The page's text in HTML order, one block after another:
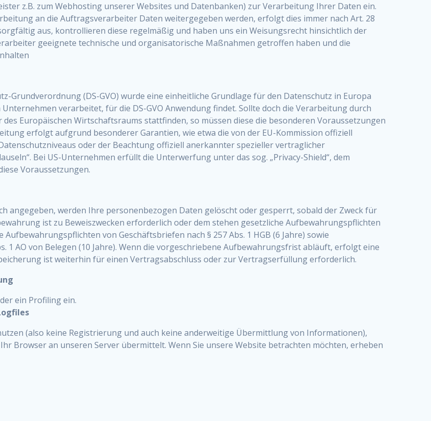
z.B. zum Webhosting unserer Websites und Datenbanken) zur Verarbeitung Ihrer Daten ein.
an die Auftragsverarbeiter Daten weitergegeben werden, erfolgt dies immer nach Art. 28
aus, kontrollieren diese regelmäßig und haben uns ein Weisungsrecht hinsichtlich der
geeignete technische und organisatorische Maßnahmen getroffen haben und die
Grundverordnung (DS-GVO) wurde eine einheitliche Grundlage für den Datenschutz in Europa
verarbeitet, für die DS-GVO Anwendung findet. Sollte doch die Verarbeitung durch
Europäischen Wirtschaftsraums stattfinden, so müssen diese die besonderen Voraussetzungen
erfolgt aufgrund besonderer Garantien, wie etwa die von der EU-Kommission offiziell
oder der Beachtung offiziell anerkannter spezieller vertraglicher
Bei US-Unternehmen erfüllt die Unterwerfung unter das sog. „Privacy-Shield“, dem
Voraussetzungen.
angegeben, werden Ihre personenbezogen Daten gelöscht oder gesperrt, sobald der Zweck für
ist zu Beweiszwecken erforderlich oder dem stehen gesetzliche Aufbewahrungspflichten
von Geschäftsbriefen nach § 257 Abs. 1 HGB (6 Jahre) sowie
1 AO von Belegen (10 Jahre). Wenn die vorgeschriebene Aufbewahrungsfrist abläuft, erfolgt eine
ist weiterhin für einen Vertragsabschluss oder zur Vertragserfüllung erforderlich.
ein Profiling ein.
(also keine Registrierung und auch keine anderweitige Übermittlung von Informationen),
Browser an unseren Server übermittelt. Wenn Sie unsere Website betrachten möchten, erheben